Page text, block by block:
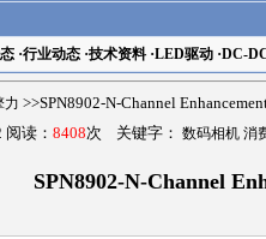
·行业动态·技术资料·LED驱动·DC-
力 >>SPN8902-N-Channel
读： 8408次 关键字： 数码相机 消
SPN8902-N-Channel